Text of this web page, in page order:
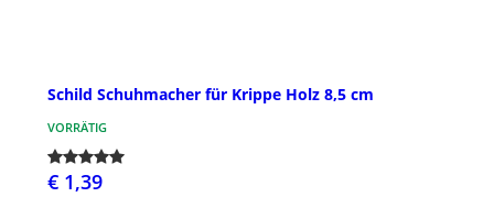
Schild Schuhmacher für Krippe Holz 8,5 cm
VORRÄTIG
€ 1,39